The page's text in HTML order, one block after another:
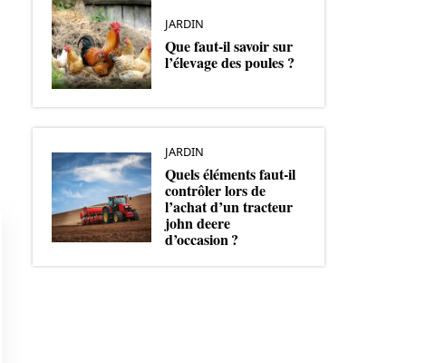
JARDIN
Que faut-il savoir sur
l’élevage des poules ?
JARDIN
Quels éléments faut-il
contrôler lors de
l’achat d’un tracteur
john deere
d’occasion ?